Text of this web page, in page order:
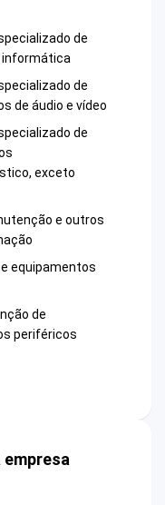
de
informática
de
de áudio e vídeo
de
exceto
e outros
equipamentos
de
periféricos